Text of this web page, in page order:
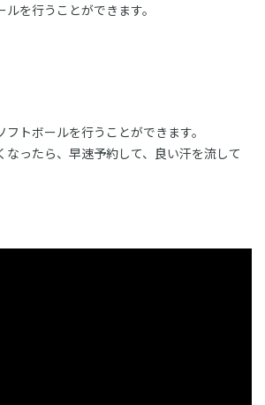
を行うことができます。
トボールを行うことができます。
なったら、早速予約して、良い汗を流して